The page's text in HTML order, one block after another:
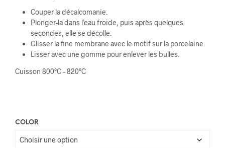
Couper la décalcomanie.
Plonger-la dans l’eau froide, puis après quelques
secondes, elle se décolle.
Glisser la fine membrane avec le motif sur la porcelaine.
Lisser avec une gomme pour enlever les bulles.
Cuisson 800°C – 820°C
COLOR